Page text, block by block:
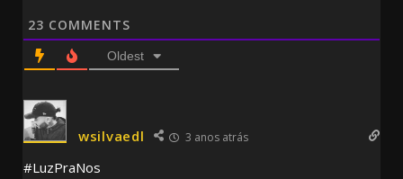
23 COMMENTS
Oldest
wsilvaedl 3 anos atrás
#LuzPraNos